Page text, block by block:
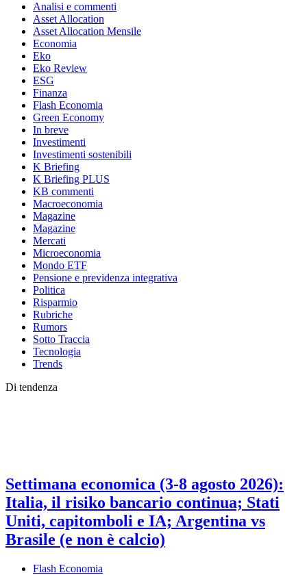
Analisi e commenti
Asset Allocation
Asset Allocation Mensile
Economia
Eko
Eko Review
ESG
Finanza
Flash Economia
Green Economy
In breve
Investimenti
Investimenti sostenibili
K Briefing
K Briefing PLUS
KB commenti
Macroeconomia
Magazine
Magazine
Mercati
Microeconomia
Mondo ETF
Pensione e previdenza integrativa
Politica
Risparmio
Rubriche
Rumors
Sotto Traccia
Tecnologia
Trends
Di tendenza
Settimana economica (3-8 agosto 2026):
Italia, il risiko bancario continua; Stati
Uniti, capitomboli e IA; Argentina vs
Brasile (e non è calcio)
Flash Economia